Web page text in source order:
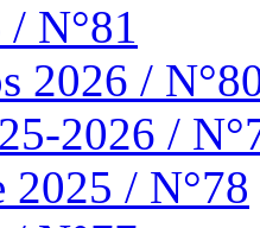
N°81
2026 /
2026 /
2025 / N°78